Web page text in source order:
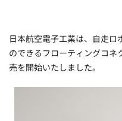
日本航空電子工業は、自走ロ
のできるフローティングコネ
売を開始いたしました。